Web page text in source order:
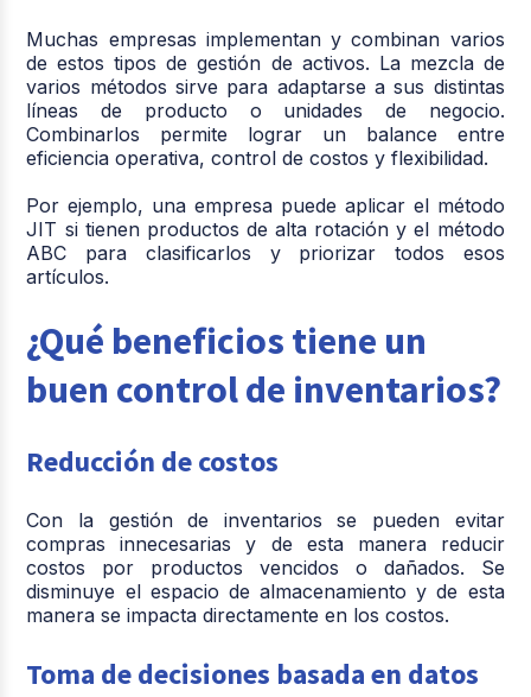
Muchas empresas implementan y combinan varios
de estos tipos de gestión de activos. La mezcla de
varios métodos sirve para adaptarse a sus distintas
líneas de producto o unidades de negocio.
Combinarlos permite lograr un balance entre
eficiencia operativa, control de costos y flexibilidad.
Por ejemplo, una empresa puede aplicar el método
JIT si tienen productos de alta rotación y el método
ABC para clasificarlos y priorizar todos esos
artículos.
¿Qué beneficios tiene un
buen control de inventarios?
Reducción de costos
Con la gestión de inventarios se pueden evitar
compras innecesarias y de esta manera reducir
costos por productos vencidos o dañados. Se
disminuye el espacio de almacenamiento y de esta
manera se impacta directamente en los costos.
Toma de decisiones basada en datos